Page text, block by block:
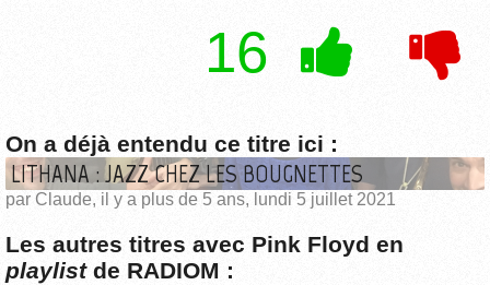
16
On a déjà entendu ce titre ici :
LITHANA : JAZZ CHEZ LES BOUGNETTES
par Claude, il y a plus de 5 ans, lundi 5 juillet 2021
Les autres titres avec Pink Floyd en
playlistde RADIOM :